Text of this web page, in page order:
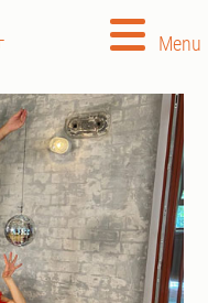
Menu